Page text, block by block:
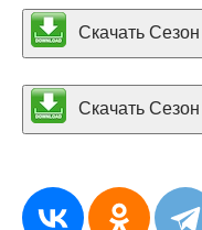
Скачать
Скачать